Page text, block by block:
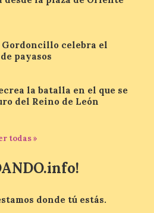
usos
la
del
y
que se
a las doce y
la ‘Feria de
de Castilla y
Gordoncillo celebra el
payasos
la batalla en el que se
del Reino de León
todas »
donde tú estás.